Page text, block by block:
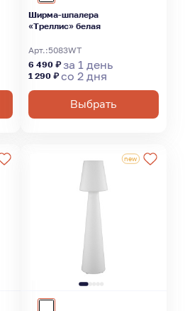
Ширма-шпалера
«Треллис» белая
Арт.:5083WT
6 490 ₽ за 1 день
1 290 ₽со 2 дня
Выбрать